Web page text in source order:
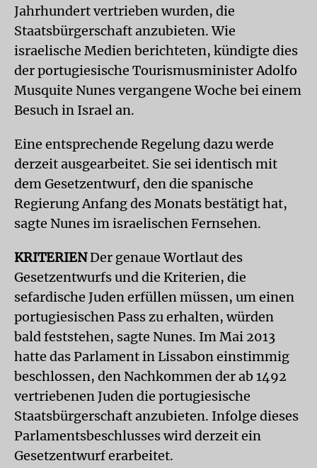
Jahrhundert vertrieben wurden, die
Staatsbürgerschaft anzubieten. Wie
israelische Medien berichteten, kündigte dies
der portugiesische Tourismusminister Adolfo
Musquite Nunes vergangene Woche bei einem
Besuch in Israel an.
Eine entsprechende Regelung dazu werde
derzeit ausgearbeitet. Sie sei identisch mit
dem Gesetzentwurf, den die spanische
Regierung Anfang des Monats bestätigt hat,
sagte Nunes im israelischen Fernsehen.
KRITERIENDer genaue Wortlaut des
Gesetzentwurfs und die Kriterien, die
sefardische Juden erfüllen müssen, um einen
portugiesischen Pass zu erhalten, würden
bald feststehen, sagte Nunes. Im Mai 2013
hatte das Parlament in Lissabon einstimmig
beschlossen, den Nachkommen der ab 1492
vertriebenen Juden die portugiesische
Staatsbürgerschaft anzubieten. Infolge dieses
Parlamentsbeschlusses wird derzeit ein
Gesetzentwurf erarbeitet.